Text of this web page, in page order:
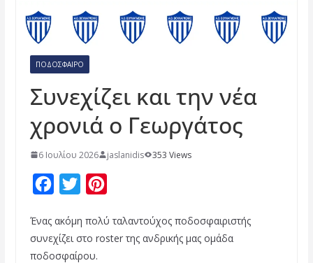
ΠΟΔΌΣΦΑΙΡΟ
Συνεχίζει και την νέα
χρονιά ο Γεωργάτος
6 Ιουλίου 2026 jaslanidis 353 Views
c
e
i
t
n
t
Ένας ακόμη πολύ ταλαντούχος ποδοσφαιριστής
συνεχίζει στο roster της ανδρικής μας ομάδα
ποδοσφαίρου.